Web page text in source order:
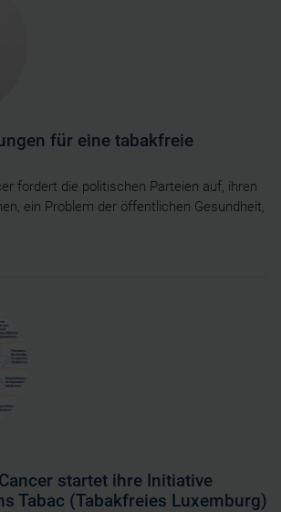
für eine tabakfreie
fordert die politischen Parteien auf, ihren
ein Problem der öffentlichen Gesundheit,
startet ihre Initiative
Tabac (Tabakfreies Luxemburg)